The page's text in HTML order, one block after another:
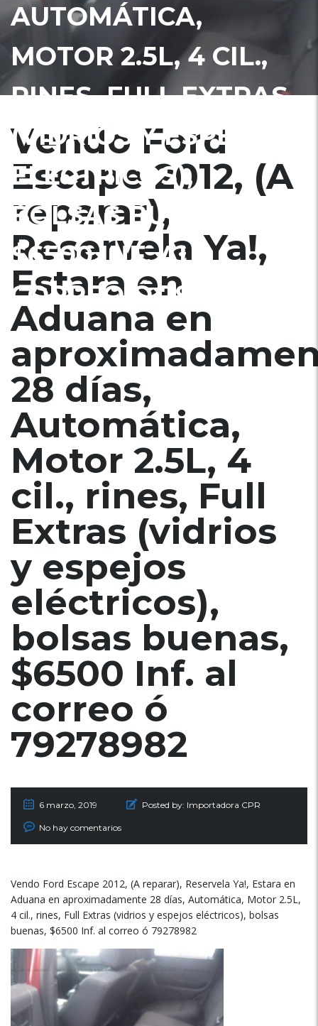
AUTOMÁTICA,
MOTOR 2.5L, 4 CIL.,
RINES, FULL EXTRAS
(VIDRIOS Y ESPEJOS
ELÉCTRICOS),
BOLSAS BUENAS,
$6500 INF. AL
CORREO Ó 79278982
Vendo Ford
Escape 2012, (A
reparar),
Reservela Ya!,
Estara en
Aduana en
28 días,
Automática,
Motor 2.5L, 4
cil., rines, Full
Extras (vidrios
y espejos
eléctricos),
bolsas buenas,
$6500 Inf. al
correo ó
79278982
6 marzo, 2019 Posted by: Importadora CPR
No hay comentarios
Vendo Ford Escape 2012, (A reparar), Reservela Ya!, Estara en
Aduana en aproximadamente 28 días, Automática, Motor 2.5L,
4 cil., rines, Full Extras (vidrios y espejos eléctricos), bolsas
buenas, $6500 Inf. al correo ó 79278982